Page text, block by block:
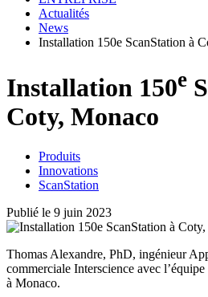
Actualités
News
Installation 150e ScanStation à
Installation 150e
Coty, Monaco
Produits
Innovations
ScanStation
Publié le 9 juin 2023
Thomas Alexandre, PhD, ingénieur
commerciale Interscience avec
à Monaco.